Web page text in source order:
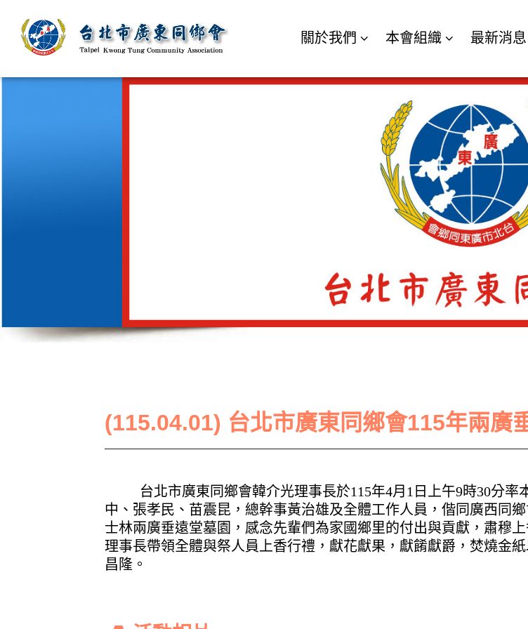
關於我們 本會組織 最新消息
(115.04.01) 台北市廣東同鄉會115年兩廣
台北市廣東同鄉會韓介光理事長於115年4月 1 日上午9時30分率
中、張孝民、苗震昆，總幹事黃治雄及全體工作人員，偕同廣西同
士林兩廣垂遠堂墓園，感念先輩們為家國鄉里的付出與貢獻，肅穆
理事長帶領全體與祭人員上香行禮，獻花獻果，獻餚獻爵，焚燒金
昌隆。